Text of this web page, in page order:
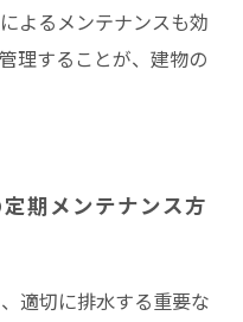
よるメンテナンスも効
理することが、建物の
期メンテナンス方
適切に排水する重要な